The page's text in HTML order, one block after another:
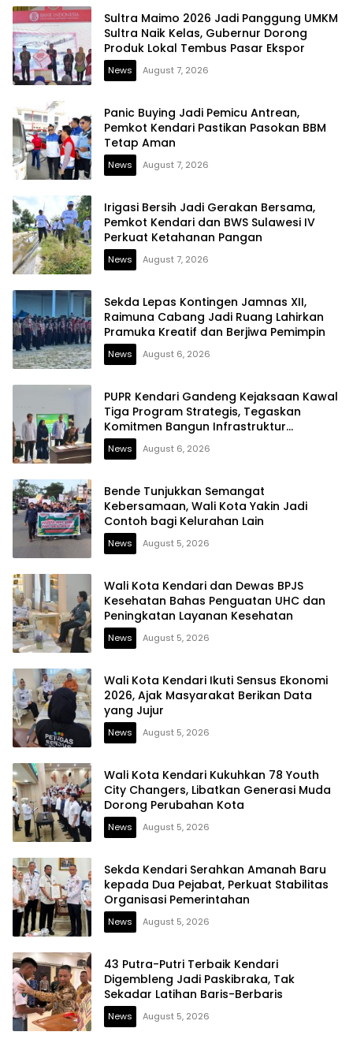
Sultra Maimo 2026 Jadi Panggung UMKM
Sultra Naik Kelas, Gubernur Dorong
Produk Lokal Tembus Pasar Ekspor
News August 7, 2026
Panic Buying Jadi Pemicu Antrean,
Pemkot Kendari Pastikan Pasokan BBM
Tetap Aman
News August 7, 2026
Irigasi Bersih Jadi Gerakan Bersama,
Pemkot Kendari dan BWS Sulawesi IV
Perkuat Ketahanan Pangan
News August 7, 2026
Sekda Lepas Kontingen Jamnas XII,
Raimuna Cabang Jadi Ruang Lahirkan
Pramuka Kreatif dan Berjiwa Pemimpin
News August 6, 2026
PUPR Kendari Gandeng Kejaksaan Kawal
Tiga Program Strategis, Tegaskan
Komitmen Bangun Infrastruktur
Berintegritas
News August 6, 2026
Bende Tunjukkan Semangat
Kebersamaan, Wali Kota Yakin Jadi
Contoh bagi Kelurahan Lain
News August 5, 2026
Wali Kota Kendari dan Dewas BPJS
Kesehatan Bahas Penguatan UHC dan
Peningkatan Layanan Kesehatan
News August 5, 2026
Wali Kota Kendari Ikuti Sensus Ekonomi
2026, Ajak Masyarakat Berikan Data
yang Jujur
News August 5, 2026
Wali Kota Kendari Kukuhkan 78 Youth
City Changers, Libatkan Generasi Muda
Dorong Perubahan Kota
News August 5, 2026
Sekda Kendari Serahkan Amanah Baru
kepada Dua Pejabat, Perkuat Stabilitas
Organisasi Pemerintahan
News August 5, 2026
43 Putra-Putri Terbaik Kendari
Digembleng Jadi Paskibraka, Tak
Sekadar Latihan Baris-Berbaris
News August 5, 2026